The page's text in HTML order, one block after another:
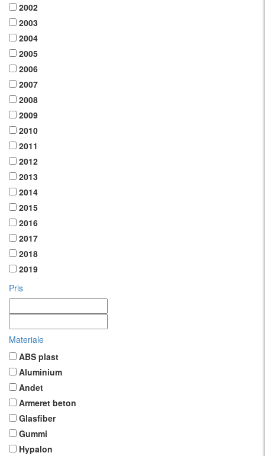
2002
2003
2004
2005
2006
2007
2008
2009
2010
2011
2012
2013
2014
2015
2016
2017
2018
2019
Pris
Materiale
ABS plast
Aluminium
Andet
Armeret beton
Glasfiber
Gummi
Hypalon